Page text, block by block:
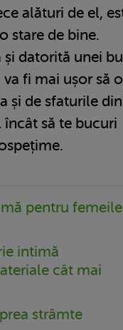
alături de el,
stare de bine.
și datorită unei
fi mai ușor să o
și de sfaturile din
să te bucuri
pentru femeile
intimă
cât mai
strâmte